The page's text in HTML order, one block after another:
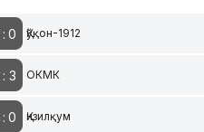
: 0 Қўқон-1912
: 3 ОКМК
: 0 Қизилқум